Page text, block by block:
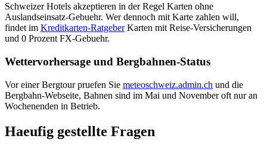
Schweizer Hotels akzeptieren in der Regel Karten ohne
Auslandseinsatz-Gebuehr. Wer dennoch mit Karte zahlen will,
findet im Kreditkarten-RatgeberKarten mit Reise-Versicherungen
und 0 Prozent FX-Gebuehr.
Wettervorhersage und Bergbahnen-Status
Vor einer Bergtour pruefen Sie meteoschweiz.admin.ch und die
Bergbahn-Webseite, Bahnen sind im Mai und November oft nur an
Wochenenden in Betrieb.
Haeufig gestellte Fragen